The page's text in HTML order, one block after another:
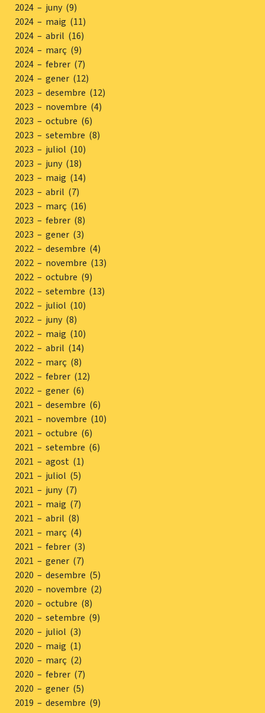
2024 – juny (9)
2024 – maig (11)
2024 – abril (16)
2024 – març (9)
2024 – febrer (7)
2024 – gener (12)
2023 – desembre (12)
2023 – novembre (4)
2023 – octubre (6)
2023 – setembre (8)
2023 – juliol (10)
2023 – juny (18)
2023 – maig (14)
2023 – abril (7)
2023 – març (16)
2023 – febrer (8)
2023 – gener (3)
2022 – desembre (4)
2022 – novembre (13)
2022 – octubre (9)
2022 – setembre (13)
2022 – juliol (10)
2022 – juny (8)
2022 – maig (10)
2022 – abril (14)
2022 – març (8)
2022 – febrer (12)
2022 – gener (6)
2021 – desembre (6)
2021 – novembre (10)
2021 – octubre (6)
2021 – setembre (6)
2021 – agost (1)
2021 – juliol (5)
2021 – juny (7)
2021 – maig (7)
2021 – abril (8)
2021 – març (4)
2021 – febrer (3)
2021 – gener (7)
2020 – desembre (5)
2020 – novembre (2)
2020 – octubre (8)
2020 – setembre (9)
2020 – juliol (3)
2020 – maig (1)
2020 – març (2)
2020 – febrer (7)
2020 – gener (5)
2019 – desembre (9)